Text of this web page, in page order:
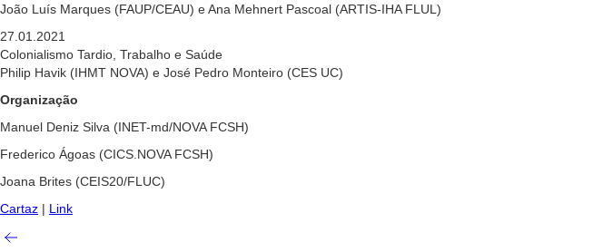
João Luís Marques (FAUP/CEAU) e Ana Mehnert Pascoal (ARTIS-IHA FLUL)
27.01.2021
Colonialismo Tardio, Trabalho e Saúde
Philip Havik (IHMT NOVA) e José Pedro Monteiro (CES UC)
Organização
Manuel Deniz Silva (INET-md/NOVA FCSH)
Frederico Ágoas (CICS.NOVA FCSH)
Joana Brites (CEIS20/FLUC)
Cartaz | Link